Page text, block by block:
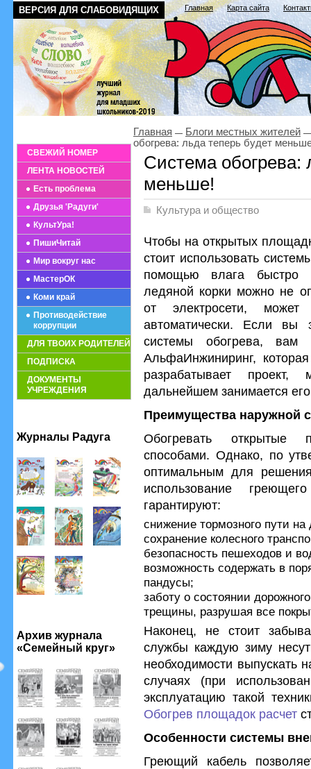
ВЕРСИЯ ДЛЯ СЛАБОВИДЯЩИХ Главная Карта сайта
СВЕЖИЙ НОМЕР
ЛЕНТА НОВОСТЕЙ
Есть проблема
Друзья 'Радуги'
КультУра!
ПишиЧитай
Мир вокруг нас
МастерОК
Коми край
Противодействие
коррупции
ДЛЯ ТВОИХ РОДИТЕЛЕЙ
ПОДПИСКА
ДОКУМЕНТЫ
УЧРЕЖДЕНИЯ
Журналы Радуга
Архив журнала
«Семейный круг»
Главная
Блоги местных жителей
обогрева: льда теперь будет
Система обогрева:
меньше!
Культура и общество
Чтобы на открытых
стоит использовать
помощью влага быстро
ледяной корки можно не
от электросети, может
автоматически. Если вы
системы обогрева, вам
АльфаИнжиниринг,
разрабатывает
дальнейшем занимается
Преимущества наружной
Обогревать открытые
способами. Однако, по
оптимальным для
использование
гарантируют:
снижение тормозного пути на
сохранение колесного
безопасность пешеходов и
возможность содержать в
пандусы;
заботу о состоянии
трещины, разрушая все
Наконец, не стоит
службы каждую зиму
необходимости выпускать
случаях (при
эксплуатацию такой
Обогрев площадок расчет
Особенности системы
Греющий кабель